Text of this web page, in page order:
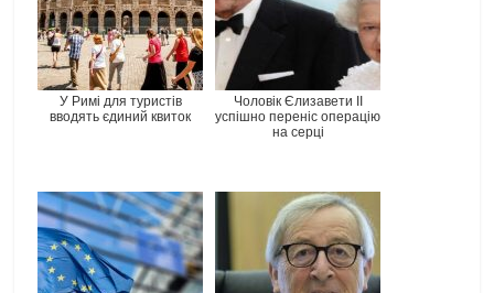
У Римі для туристів
вводять єдиний квиток
Чоловік Єлизавети II
успішно переніс операцію
на серці